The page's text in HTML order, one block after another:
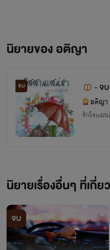
นิยายของ อติญา
จบ - จ
อติญา
รักโรแม
นิยายเรื่องอื่นๆ ที่เกี่ย
จบ